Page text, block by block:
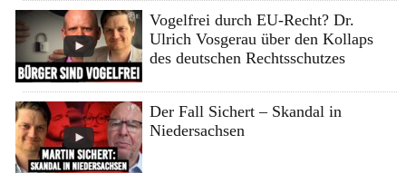
Vogelfrei durch EU-Recht? Dr.
Ulrich Vosgerau über den Kollaps
des deutschen Rechtsschutzes
Der Fall Sichert – Skandal in
Niedersachsen